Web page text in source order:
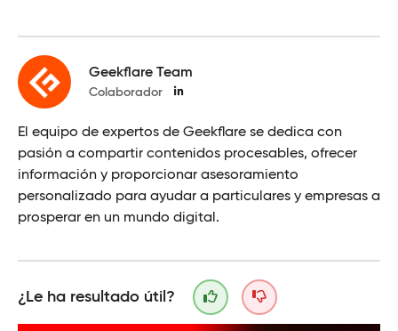
Geekflare Team
Colaborador
El equipo de expertos de Geekflare se dedica con
pasión a compartir contenidos procesables, ofrecer
información y proporcionar asesoramiento
personalizado para ayudar a particulares y empresas a
prosperar en un mundo digital.
¿Le ha resultado útil?